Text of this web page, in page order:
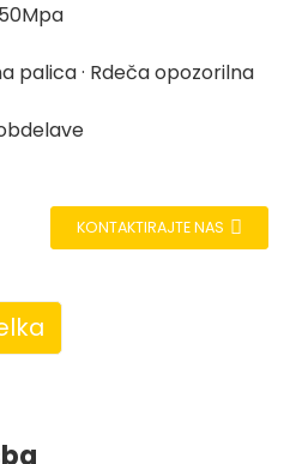
palica · Rdeča opozorilna
KONTAKTIRAJTE NAS